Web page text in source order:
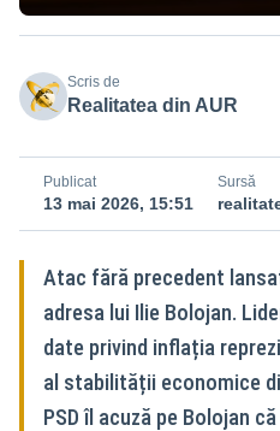
Scris de
Realitatea din AUR
Publicat
13 mai 2026, 15:51
Sursă
Atac fără precedent
adresa lui Ilie Bolojan.
date privind inflația
al stabilității economice
PSD îl acuză pe Bolojan